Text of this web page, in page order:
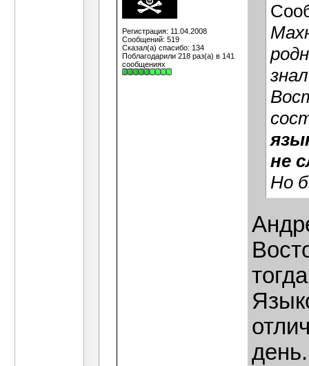
Регистрация: 11.04.2008
Сообщений: 519
Сказал(а) спасибо: 134
Поблагодарили 218 раз(а) в 141
сообщениях
не
Но